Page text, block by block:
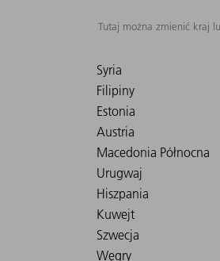
Tutaj można zmienić kraj